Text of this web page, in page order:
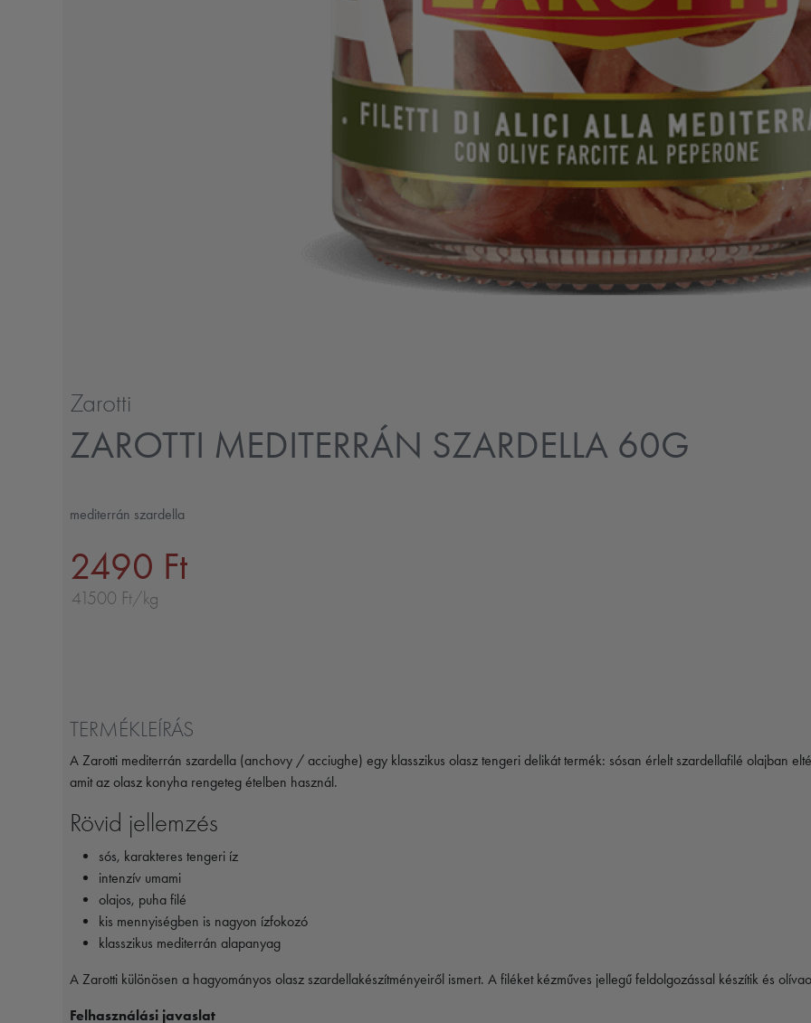
Zarotti
ZAROTTI MEDITERRÁN SZARDELLA 60G
mediterrán szardella
2490 Ft
41500 Ft/kg
TERMÉKLEÍRÁS
A Zarotti mediterrán szardella (anchovy / acciughe) egy klasszikus olasz tengeri delikát termék: sósan érlelt szardellafilé olajban
amit az olasz konyha rengeteg ételben használ.
Rövid jellemzés
sós, karakteres tengeri íz
intenzív umami
olajos, puha filé
kis mennyiségben is nagyon ízfokozó
klasszikus mediterrán alapanyag
A Zarotti különösen a hagyományos olasz szardellakészítményeiről ismert. A filéket kézműves jellegű feldolgozással készítik és
Felhasználási javaslat